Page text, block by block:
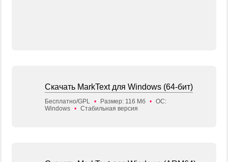
Скачать MarkText для Windows (64-бит)
Бесплатно/GPL • Размер: 116 Мб • ОС:
Windows • Стабильная версия